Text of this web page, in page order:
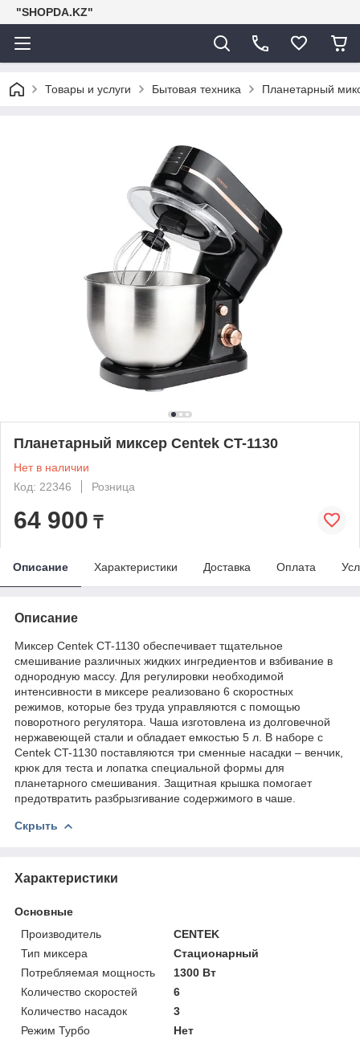
"SHOPDA.KZ"
Товары и услуги Бытовая техника Планетарный
Планетарный миксер Centek CT-1130
Нет в наличии
Код: 22346
Розница
64 900 ₸
Описание Характеристики Доставка Оплата
Описание
Миксер Centek CT-1130 обеспечивает тщательное
смешивание различных жидких ингредиентов и взбивание в
однородную массу. Для регулировки необходимой
интенсивности в миксере реализовано 6 скоростных
режимов, которые без труда управляются с помощью
поворотного регулятора. Чаша изготовлена из долговечной
нержавеющей стали и обладает емкостью 5 л. В наборе с
Centek CT-1130 поставляются три сменные насадки – венчик,
крюк для теста и лопатка специальной формы для
планетарного смешивания. Защитная крышка помогает
предотвратить разбрызгивание содержимого в чаше.
Скрыть
Характеристики
Основные
Производитель
CENTEK
Тип миксера
Стационарный
Потребляемая мощность
1300 Вт
Количество скоростей
6
Количество насадок
3
Режим Турбо
Нет